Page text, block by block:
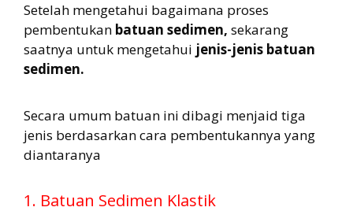
Setelah mengetahui bagaimana proses
pembentukan batuan sedimen, sekarang
saatnya untuk mengetahui jenis-jenis batuan
sedimen.
Secara umum batuan ini dibagi menjaid tiga
jenis berdasarkan cara pembentukannya yang
diantaranya
1. Batuan Sedimen Klastik